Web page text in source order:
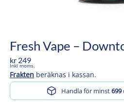
Fresh Vape –
kr 249
Inkl moms.
Frakten beräknas i kassan.
Handla för minst699